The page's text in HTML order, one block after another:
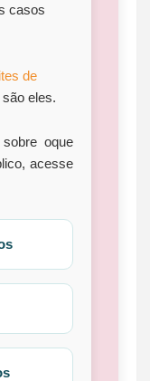
casos
de
eles.
oque
acesse